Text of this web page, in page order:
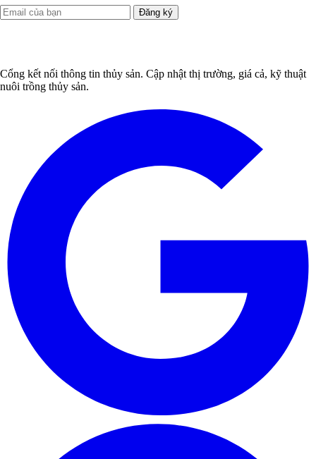
Đăng ký
Cổng kết nối thông tin thủy sản. Cập nhật thị trường, giá cả, kỹ thuật
nuôi trồng thủy sản.